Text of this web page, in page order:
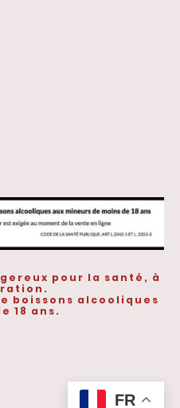
pour la santé, à
boissons alcooliques
18 ans.
FR